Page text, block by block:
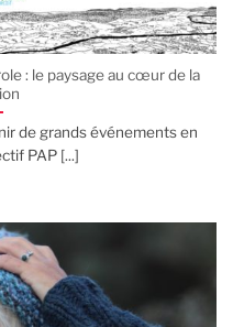
: le paysage au cœur de la
de grands événements en
PAP [...]